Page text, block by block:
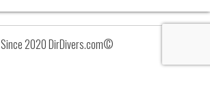
Since 2020 DirDivers.com©